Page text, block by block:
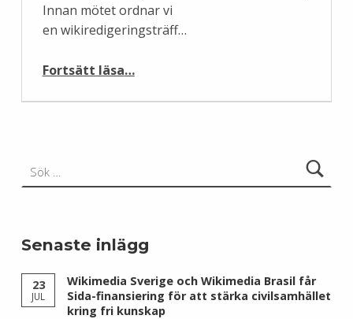
Innan mötet ordnar vi
en wikiredigeringsträff…
Fortsätt läsa…
Senaste inlägg
23
JUL
Wikimedia Sverige och Wikimedia Brasil får
Sida-finansiering för att stärka civilsamhället
kring fri kunskap